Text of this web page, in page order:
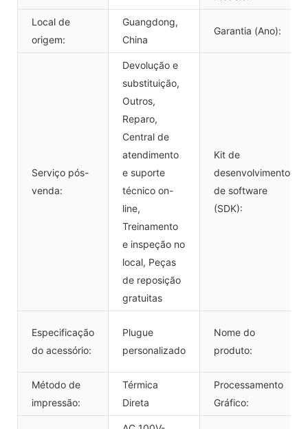
Local de
origem:
Guangdong,
China
Garantia (Ano):
Serviço pós-
venda:
Devolução e
substituição,
Outros,
Reparo,
Central de
atendimento
e suporte
técnico on-
line,
Treinamento
e inspeção no
local, Peças
de reposição
gratuitas
Kit de
desenvolvimento
de software
(SDK):
Especificação
do acessório:
Plugue
personalizado
Nome do
produto:
Método de
impressão:
Térmica
Direta
Processamento
Gráfico: